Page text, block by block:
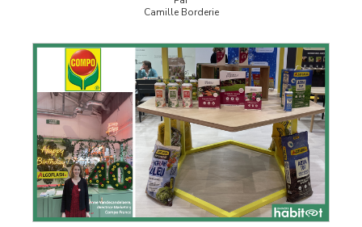
Camille Borderie